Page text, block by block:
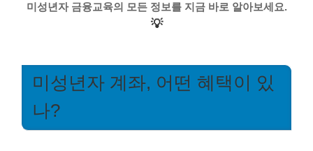
미성년자 금융교육의 모든 정보를 지금 바로 알아보세요.
💡
미성년자 계좌, 어떤 혜택이 있
나?